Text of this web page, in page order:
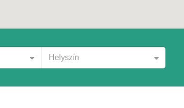
Helyszín